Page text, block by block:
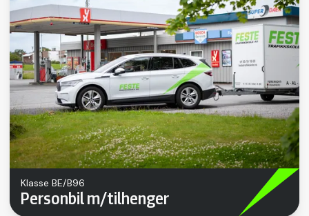
Klasse BE/B96
Personbil m/tilhenger